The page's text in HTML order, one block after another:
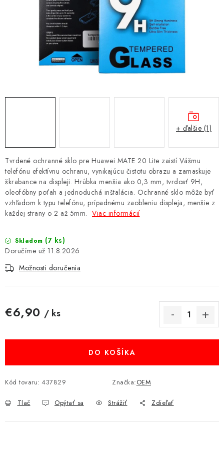
SLÚCHADLÁ, REPRODUKTORY A MIKROFÓNY
AUTO MOTO
EXKLUZÍVNE ZNAČKY
PRÍSLUŠENSTVO K NOTEBOOKOM A PC
BATÉRIE VARTA
MULTIMÉDIÁ
KAMERY
OSTATNÉ PRÍSLUŠENSTVO
Obchodné podmienky
Podmienky ochrany osobných údajov
Reklamácia Kontakty
Tvrdené ochranné sklo pre Huawei MATE 20 Lite zaistí Vášmu
telefónu efektívnu ochranu, vynikajúcu čistotu obrazu a zamaskuje
škrabance na displeji. Hrúbka menšia ako 0,3 mm, tvrdosť 9H,
oleofóbny poťah a jednoduchá inštalácia. Ochranné sklo môže byť
vzhľadom k typu telefónu, prípadnému zaobleniu displeja, menšie z
každej strany o 2 až 5mm. Viac informácií
Skladom (7 ks)
11.8.2026
Možnosti doručenia
€6,90 / ks
DO KOŠÍKA
Kód tovaru: 437829 Značka:OEM
Tlač Opýtať sa Strážiť Zdieľať
+ ďalšie (1)